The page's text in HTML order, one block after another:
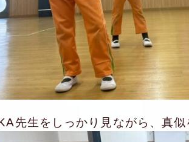
先生をしっかり見ながら、真似